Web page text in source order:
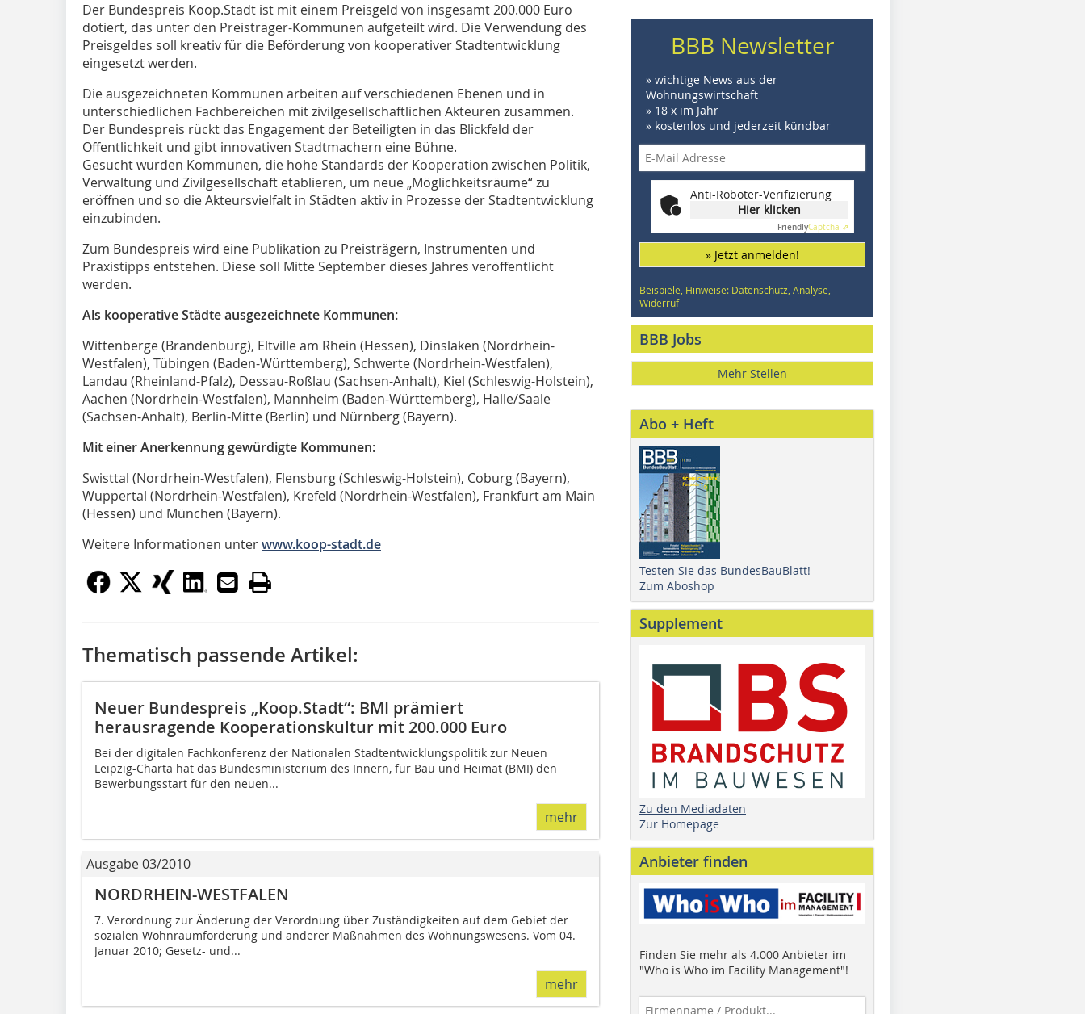
Der Bundespreis Koop.Stadt ist mit einem Preisgeld von insgesamt 200.000 Euro
dotiert, das unter den Preisträger-Kommunen aufgeteilt wird. Die Verwendung des
Preisgeldes soll kreativ für die Beförderung von kooperativer Stadtentwicklung
eingesetzt werden.
Die ausgezeichneten Kommunen arbeiten auf verschiedenen Ebenen und in
unterschiedlichen Fachbereichen mit zivilgesellschaftlichen Akteuren zusammen.
Der Bundespreis rückt das Engagement der Beteiligten in das Blickfeld der
Öffentlichkeit und gibt innovativen Stadtmachern eine Bühne.
Gesucht wurden Kommunen, die hohe Standards der Kooperation zwischen Politik,
Verwaltung und Zivilgesellschaft etablieren, um neue „Möglichkeitsräume“ zu
eröffnen und so die Akteursvielfalt in Städten aktiv in Prozesse der Stadtentwicklung
einzubinden.
Zum Bundespreis wird eine Publikation zu Preisträgern, Instrumenten und
Praxistipps entstehen. Diese soll Mitte September dieses Jahres veröffentlicht
werden.
Als kooperative Städte ausgezeichnete Kommunen:
Wittenberge (Brandenburg), Eltville am Rhein (Hessen), Dinslaken (Nordrhein-
Westfalen), Tübingen (Baden-Württemberg), Schwerte (Nordrhein-Westfalen),
Landau (Rheinland-Pfalz), Dessau-Roßlau (Sachsen-Anhalt), Kiel (Schleswig-Holstein),
Aachen (Nordrhein-Westfalen), Mannheim (Baden-Württemberg), Halle/Saale
(Sachsen-Anhalt), Berlin-Mitte (Berlin) und Nürnberg (Bayern).
Mit einer Anerkennung gewürdigte Kommunen:
Swisttal (Nordrhein-Westfalen), Flensburg (Schleswig-Holstein), Coburg (Bayern),
Wuppertal (Nordrhein-Westfalen), Krefeld (Nordrhein-Westfalen), Frankfurt am Main
(Hessen) und München (Bayern).
Weitere Informationen unterwww.koop-stadt.de
Thematisch passende Artikel:
Neuer Bundespreis „Koop.Stadt“: BMI prämiert
herausragende Kooperationskultur mit 200.000 Euro
Bei der digitalen Fachkonferenz der Nationalen Stadtentwicklungspolitik zur Neuen
Leipzig-Charta hat das Bundesministerium des Innern, für Bau und Heimat (BMI) den
Bewerbungsstart für den neuen...
mehr
Ausgabe 03/2010
NORDRHEIN-WESTFALEN
7. Verordnung zur Änderung der Verordnung über Zuständigkeiten auf dem Gebiet der
sozialen Wohnraumförderung und anderer Maßnahmen des Wohnungswesens. Vom 04.
Januar 2010; Gesetz- und...
mehr
BBB Newsletter
» wichtige News aus der
Wohnungswirtschaft
» 18 x im Jahr
» kostenlos und jederzeit kündbar
Anti-Roboter-Verifizierung
Hier klicken
FriendlyCaptcha ⇗
» Jetzt anmelden!
Beispiele, Hinweise: Datenschutz, Analyse,
Widerruf
BBB Jobs
Mehr Stellen
Abo + Heft
Testen Sie das BundesBauBlatt!
Zum Aboshop
Supplement
Zu den Mediadaten
Zur Homepage
Anbieter finden
Finden Sie mehr als 4.000 Anbieter im
"Who is Who im Facility Management"!